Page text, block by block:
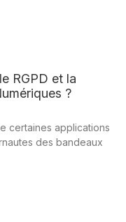
RGPD et la
?
certaines applications
des bandeaux